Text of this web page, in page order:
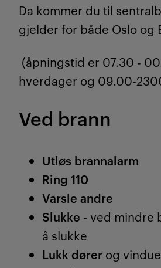
Da kommer du til
gjelder for både Oslo og
(åpningstid er 07.30 -
hverdager og 09.00-
Ved brann
Utløs brannalarm
Ring 110
Varsle andre
Slukke - ved mindre
å slukke
Lukk dører og